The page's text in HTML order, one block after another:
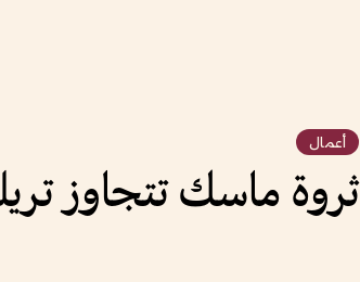
أعمال
ثروة ماسك تتجاوز